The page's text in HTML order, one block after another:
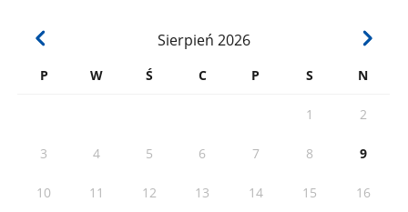
Sierpień 2026
P W Ś C P S N
1 2
3 4 5 6 7 8 9
10 11 12 13 14 15 16